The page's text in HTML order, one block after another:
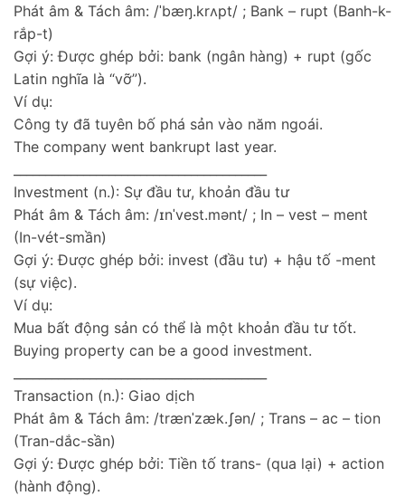
Phát âm & Tách âm: /ˈbæŋ.krʌpt/ ; Bank – rupt (Banh-k-
rắp-t)
Gợi ý: Được ghép bởi: bank (ngân hàng) + rupt (gốc
Latin nghĩa là “vỡ”).
Ví dụ:
Công ty đã tuyên bố phá sản vào năm ngoái.
The company went bankrupt last year.
Investment (n.): Sự đầu tư, khoản đầu tư
Phát âm & Tách âm: /ɪnˈvest.mənt/ ; In – vest – ment
(In-vét-smần)
Gợi ý: Được ghép bởi: invest (đầu tư) + hậu tố -ment
(sự việc).
Ví dụ:
Mua bất động sản có thể là một khoản đầu tư tốt.
Buying property can be a good investment.
Transaction (n.): Giao dịch
Phát âm & Tách âm: /trænˈzæk.ʃən/ ; Trans – ac – tion
(Tran-dắc-sần)
Gợi ý: Được ghép bởi: Tiền tố trans- (qua lại) + action
(hành động).